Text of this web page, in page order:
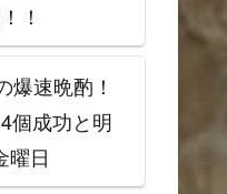
！
爆速晩酌！
個成功と明
曜日